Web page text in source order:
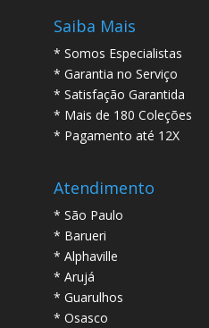
Saiba Mais
* Somos Especialistas
* Garantia no Serviço
* Satisfação Garantida
* Mais de 180 Coleções
* Pagamento até 12X
Atendimento
* São Paulo
* Barueri
* Alphaville
* Arujá
* Guarulhos
* Osasco